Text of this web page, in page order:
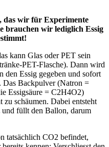
das wir für Experimente
brauchen wir lediglich Essig
kann Glas oder PET sein
PET-Flasche). Dann wird
den Essig gegeben und sofort
Das Backpulver (Natron =
Essigsäure = C2H4O2)
zu schäumen. Dabei entsteht
füllt den Ballon, darum
tatsächlich CO2 befindet,